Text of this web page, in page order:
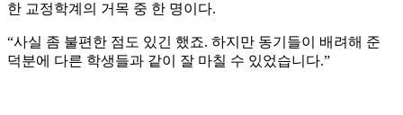
한 교정학계의 거목 중 한 명이다.
“사실 좀 불편한 점도 있긴 했죠. 하지만 동기들이 배려해 준
덕분에 다른 학생들과 같이 잘 마칠 수 있었습니다.”